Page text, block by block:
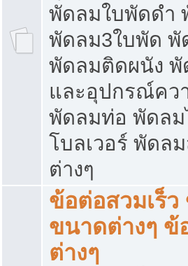
พัดลมใบพัดดำ
พัดลม3ใบพัด พั
พัดลมติดผนัง
และอุปกรณ์คว
พัดลมท่อ พัดลม
โบลเวอร์ พัดล
ต่างๆ
ข้อต่อสวมเร็
ขนาดต่างๆ ข้
ต่างๆ